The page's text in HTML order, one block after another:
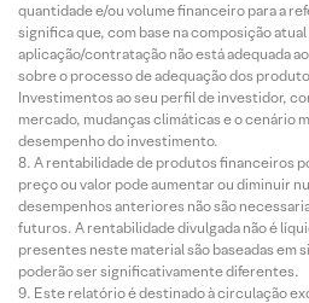
quantidade e/ou volume financeiro para a
significa que, com base na composição
aplicação/contratação não está adequada
sobre o processo de adequação dos
Investimentos ao seu perfil de investidor,
mercado, mudanças climáticas e o cenário
desempenho do investimento.
A rentabilidade de produtos financeiros
preço ou valor pode aumentar ou diminuir
desempenhos anteriores não são
futuros. A rentabilidade divulgada não é
presentes neste material são baseadas em
poderão ser significativamente diferentes.
Este relatório é destinado à circulação